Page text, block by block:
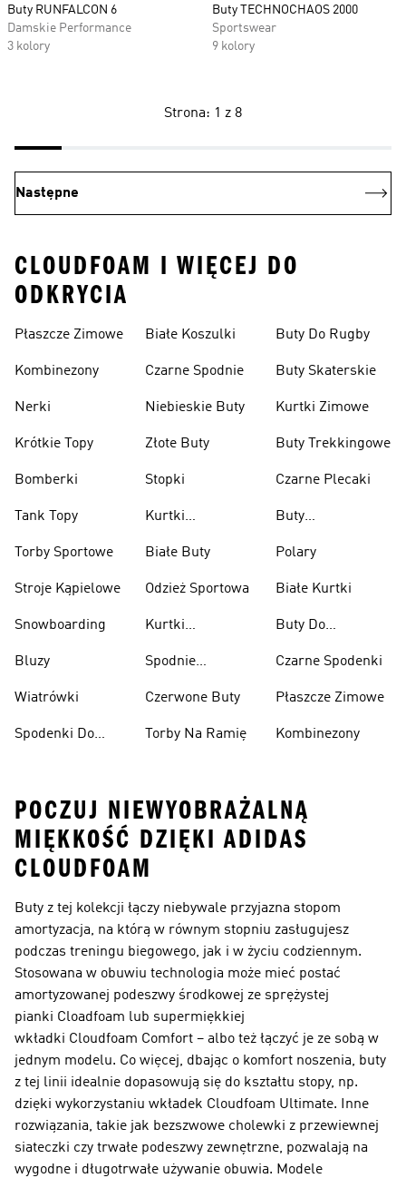
Buty RUNFALCON 6
Damskie Performance
3 kolory
Buty TECHNOCHAOS 2000
Sportswear
9 kolory
Strona: 1 z 8
Następne
CLOUDFOAM I WIĘCEJ DO
ODKRYCIA
Płaszcze Zimowe
Kombinezony
Nerki
Krótkie Topy
Bomberki
Tank Topy
Torby Sportowe
Stroje Kąpielowe
Snowboarding
Bluzy
Wiatrówki
Spodenki Do
Białe Koszulki
Czarne Spodnie
Niebieskie Buty
Złote Buty
Stopki
Kurtki
Białe Buty
Odzież Sportowa
Kurtki
Spodnie
Czerwone Buty
Torby Na Ramię
Buty Do Rugby
Buty Skaterskie
Kurtki Zimowe
Buty Trekkingowe
Czarne Plecaki
Buty
Polary
Białe Kurtki
Buty Do
Czarne Spodenki
Płaszcze Zimowe
Kombinezony
POCZUJ NIEWYOBRAŻALNĄ
MIĘKKOŚĆ DZIĘKI ADIDAS
CLOUDFOAM
Buty z tej kolekcji łączy niebywale przyjazna stopom
amortyzacja, na którą w równym stopniu zasługujesz
podczas treningu biegowego, jak i w życiu codziennym.
Stosowana w obuwiu technologia może mieć postać
amortyzowanej podeszwy środkowej ze sprężystej
pianki Cloadfoam lub supermiękkiej
wkładki Cloudfoam Comfort – albo też łączyć je ze sobą w
jednym modelu. Co więcej, dbając o komfort noszenia, buty
z tej linii idealnie dopasowują się do kształtu stopy, np.
dzięki wykorzystaniu wkładek Cloudfoam Ultimate. Inne
rozwiązania, takie jak bezszwowe cholewki z przewiewnej
siateczki czy trwałe podeszwy zewnętrzne, pozwalają na
wygodne i długotrwałe używanie obuwia. Modele